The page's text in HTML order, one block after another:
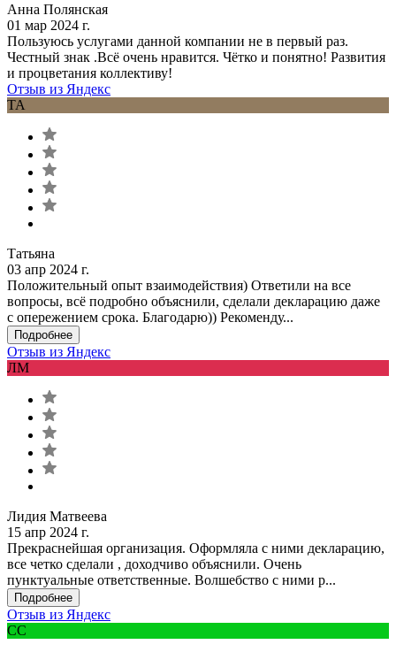
Анна Полянская
01 мар 2024 г.
Пользуюсь услугами данной компании не в первый раз.
Честный знак .Всё очень нравится. Чётко и понятно! Развития
и процветания коллективу!
Отзыв из Яндекс
ТА
Татьяна
03 апр 2024 г.
Положительный опыт взаимодействия) Ответили на все
вопросы, всё подробно объяснили, сделали декларацию даже
с опережением срока. Благодарю)) Рекоменду...
Подробнее
Отзыв из Яндекс
ЛМ
Лидия Матвеева
15 апр 2024 г.
Прекраснейшая организация. Оформляла с ними декларацию,
все четко сделали , доходчиво объяснили. Очень
пунктуальные ответственные. Волшебство с ними р...
Подробнее
Отзыв из Яндекс
СС